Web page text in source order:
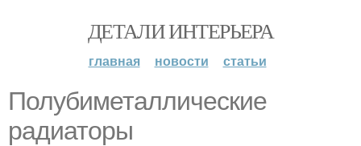
ДЕТАЛИ ИНТЕРЬЕРА
главная новости статьи
Полубиметаллические
радиаторы